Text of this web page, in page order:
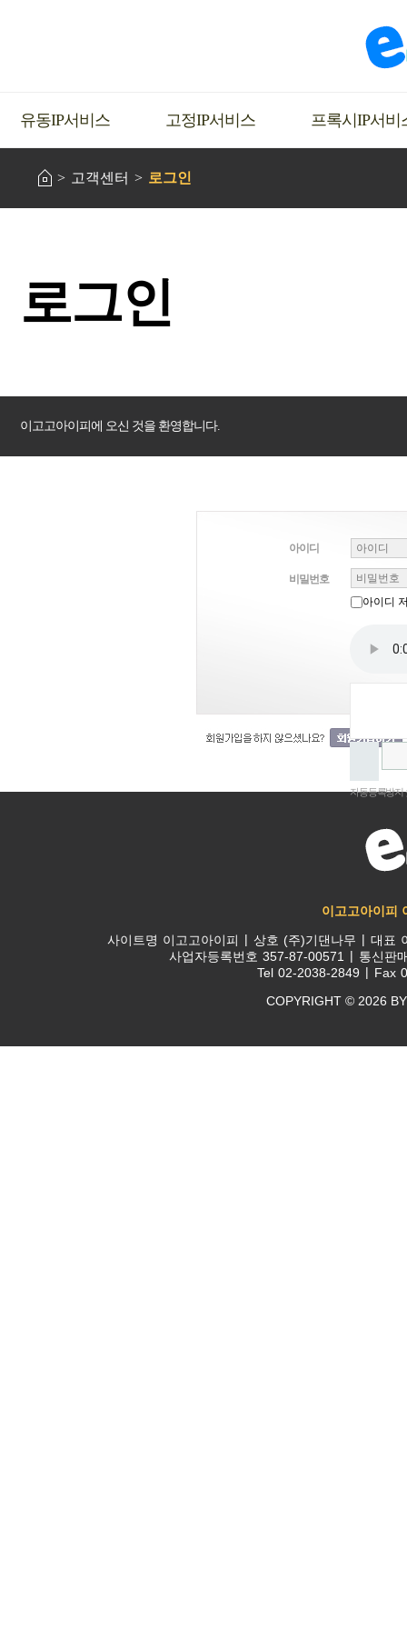
유동IP서비스 고정IP서비스 프록시IP서비
고객센터 로그인
로그인
이고고아이피에 오신 것을 환영합니다.
아이디
비밀번호
아이디
자동등록방지
이고고아이피
사이트명 이고고아이피 상호 (주)기댄나무 대표
사업자등록번호 357-87-00571
통신판
Tel 02-2038-2849 Fax
COPYRIGHT © 2026